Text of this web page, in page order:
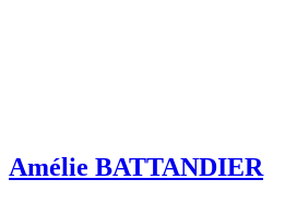
Amélie BATTANDIER